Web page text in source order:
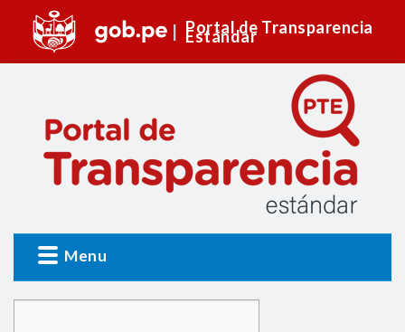
Portal de Transparencia
Estándar
Menu